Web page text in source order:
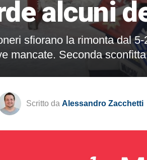
alcuni
sfiorano la rimonta dal
mancate. Seconda
Scritto da Alessandro Zacchetti